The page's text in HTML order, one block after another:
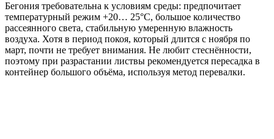
Бегония требовательна к условиям среды: предпочитает
температурный режим +20… 25°C, большое количество
рассеянного света, стабильную умеренную влажность
воздуха. Хотя в период покоя, который длится с ноября по
март, почти не требует внимания. Не любит стеснённости,
поэтому при разрастании листвы рекомендуется пересадка в
контейнер большого объёма, используя метод перевалки.